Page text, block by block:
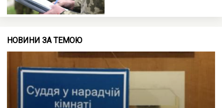
НОВИНИ ЗА ТЕМОЮ